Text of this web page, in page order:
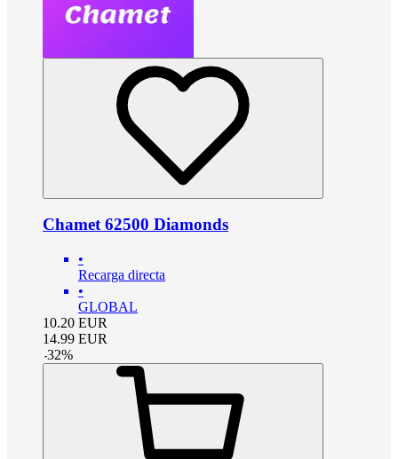
Chamet 62500 Diamonds
•
Recarga directa
•
GLOBAL
10.20 EUR
14.99 EUR
-32%